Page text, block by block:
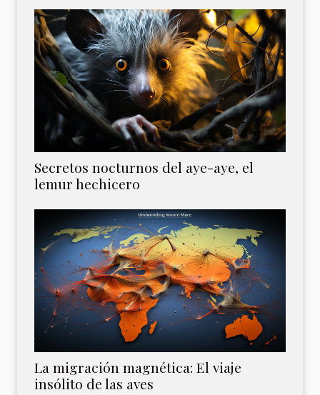
Secretos nocturnos del aye-aye, el
lemur hechicero
La migración magnética: El viaje
insólito de las aves